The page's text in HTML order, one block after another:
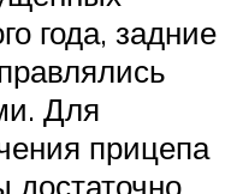
года, задние
Для
прицепа
достаточно